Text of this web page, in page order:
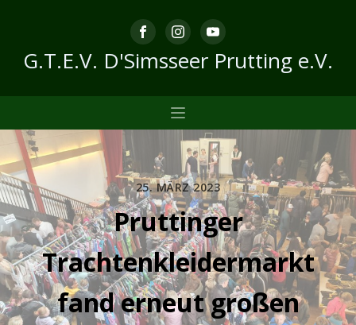
G.T.E.V. D'Simsseer Prutting e.V.
25. MÄRZ 2023
Pruttinger
Trachtenkleidermarkt
fand erneut großen